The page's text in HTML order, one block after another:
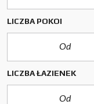
LICZBA POKOI
Od
LICZBA ŁAZIENEK
Od